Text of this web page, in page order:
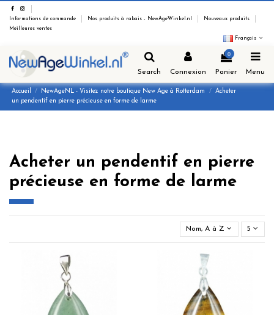
Informations de commande Nos produits à rabais - NewAgeWinkel.nl
Nouveaux produits
Meilleures ventes
Français
Search Connexion
0
Panier Menu
Accueil NewAgeNL - Visitez notre boutique New Age à Rotterdam
Acheter
un pendentif en pierre précieuse en forme de larme
Acheter un pendentif en pierre
précieuse en forme de larme
Nom, A à Z 5